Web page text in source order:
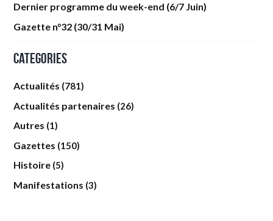
Dernier programme du week-end (6/7 Juin)
Gazette n°32 (30/31 Mai)
Categories
Actualités (781)
Actualités partenaires (26)
Autres (1)
Gazettes (150)
Histoire (5)
Manifestations (3)